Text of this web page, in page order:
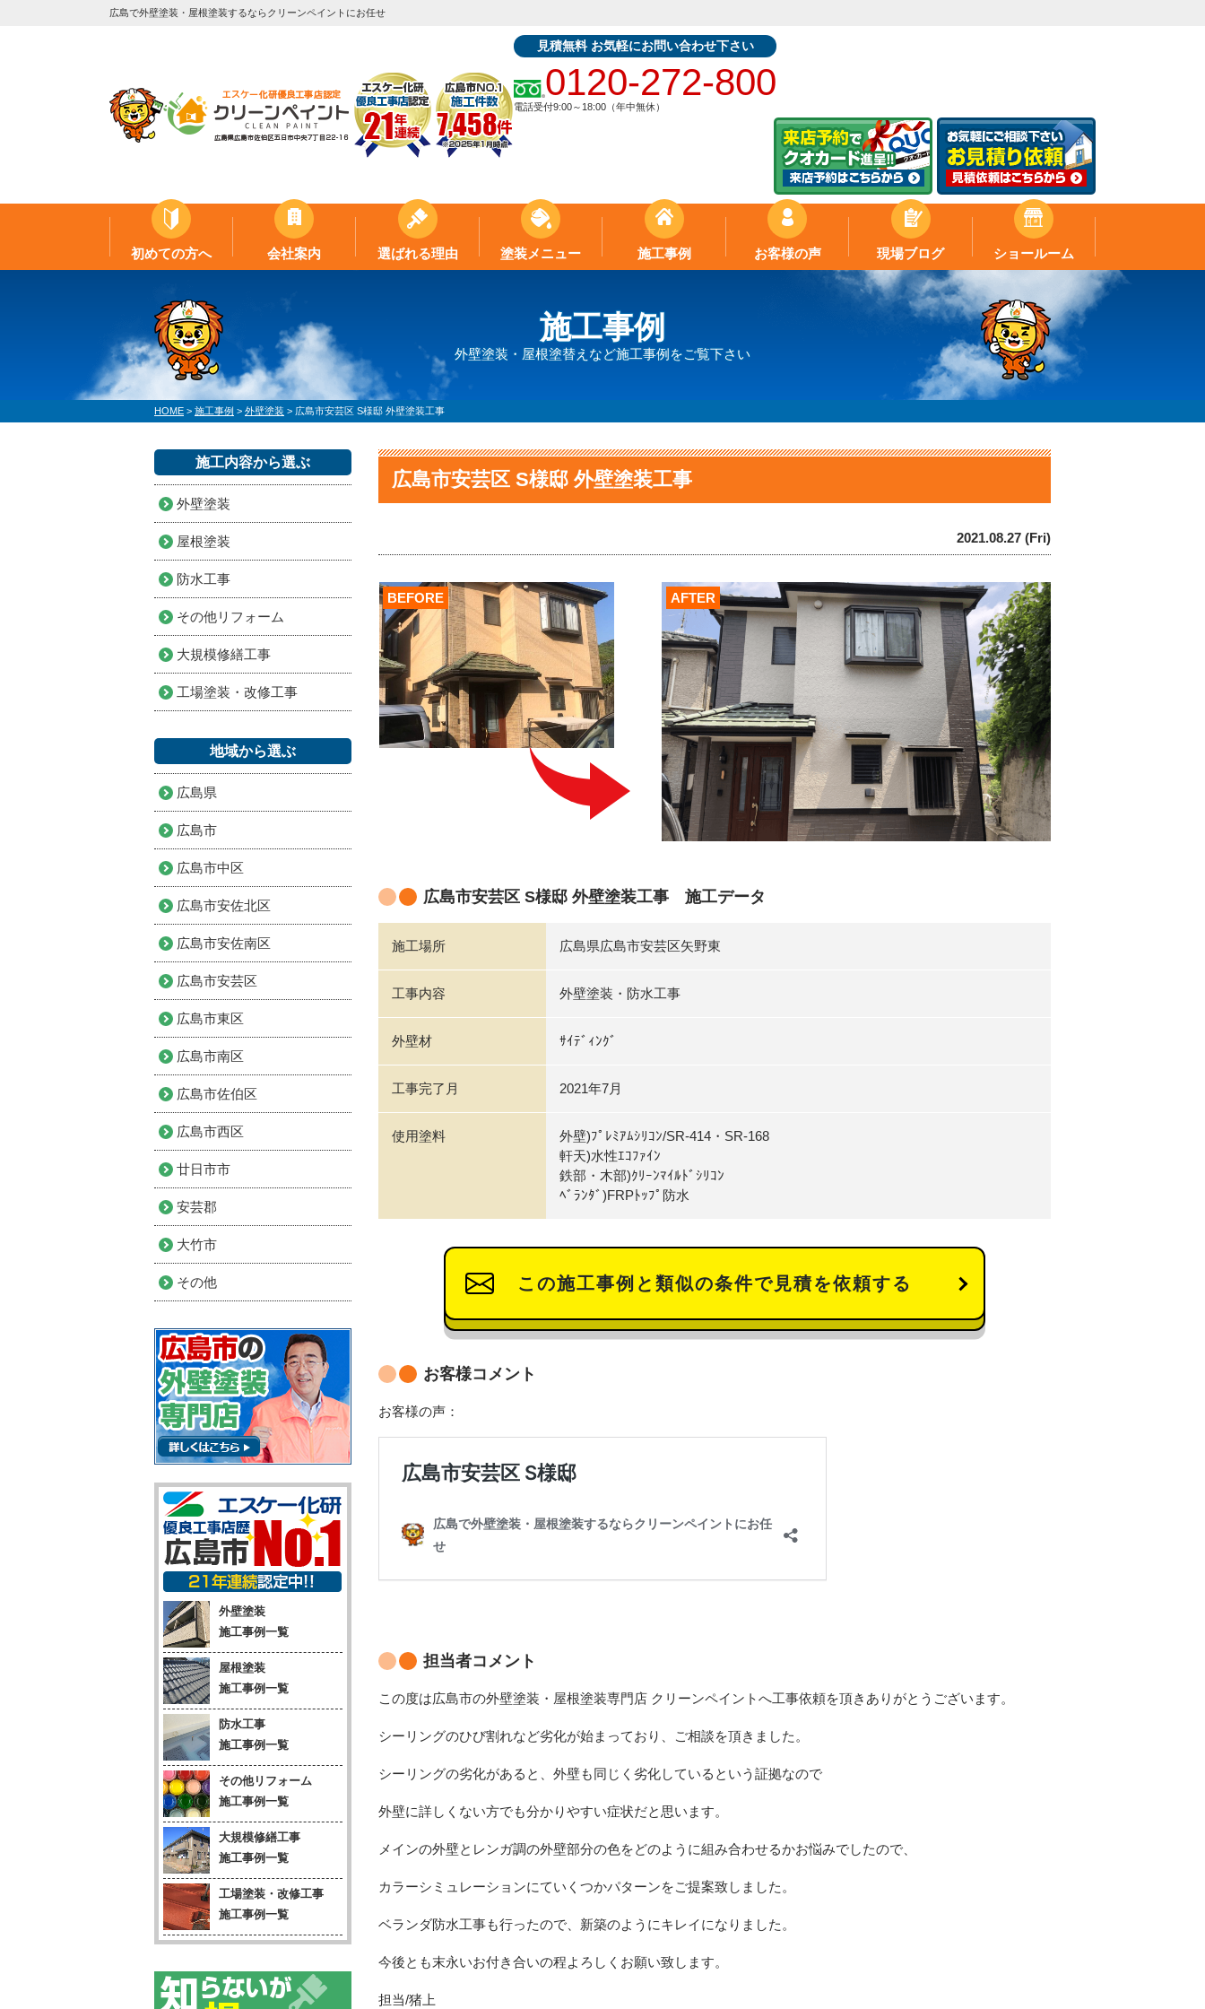
広島で外壁塗装・屋根塗装するならクリーンペイントにお任せ
見積無料 お気軽にお問い合わせ下さい
0120-272-800
電話受付9:00～18:00（年中無休）
初めての方へ 会社案内 選ばれる理由 塗装メニュー 施工事例 お客様の声 現場ブログ ショールーム
施工事例
外壁塗装・屋根塗替えなど施工事例をご覧下さい
HOME > 施工事例 > 外壁塗装 > 広島市安芸区 S様邸 外壁塗装工事
広島市安芸区 S様邸 外壁塗装工事
2021.08.27 (Fri)
AFTER
BEFORE
広島市安芸区 S様邸 外壁塗装工事 施工データ
施工場所 広島県広島市安芸区矢野東
工事内容 外壁塗装・防水工事
外壁材 ｻｲﾃﾞｨﾝｸﾞ
工事完了月 2021年7月
使用塗料
外壁)ﾌﾟﾚﾐｱﾑｼﾘｺﾝ/SR-414・SR-168
軒天)水性ｴｺﾌｧｲﾝ
鉄部・木部)ｸﾘｰﾝﾏｲﾙﾄﾞｼﾘｺﾝ
ﾍﾞﾗﾝﾀﾞ)FRPﾄｯﾌﾟ防水
この施工事例と類似の条件で見積を依頼する
お客様コメント
お客様の声：
担当者コメント
この度は広島市の外壁塗装・屋根塗装専門店 クリーンペイントへ工事依頼を頂きありがとうございます。
シーリングのひび割れなど劣化が始まっており、ご相談を頂きました。
シーリングの劣化があると、外壁も同じく劣化しているという証拠なので
外壁に詳しくない方でも分かりやすい症状だと思います。
メインの外壁とレンガ調の外壁部分の色をどのように組み合わせるかお悩みでしたので、
カラーシミュレーションにていくつかパターンをご提案致しました。
ベランダ防水工事も行ったので、新築のようにキレイになりました。
今後とも末永いお付き合いの程よろしくお願い致します。
担当/猪上
施工内容から選ぶ
外壁塗装
屋根塗装
防水工事
その他リフォーム
大規模修繕工事
工場塗装・改修工事
地域から選ぶ
広島県
広島市
広島市中区
広島市安佐北区
広島市安佐南区
広島市安芸区
広島市東区
広島市南区
広島市佐伯区
広島市西区
廿日市市
安芸郡
大竹市
その他
外壁塗装
施工事例一覧
屋根塗装
施工事例一覧
防水工事
施工事例一覧
その他リフォーム
施工事例一覧
大規模修繕工事
施工事例一覧
工場塗装・改修工事
施工事例一覧